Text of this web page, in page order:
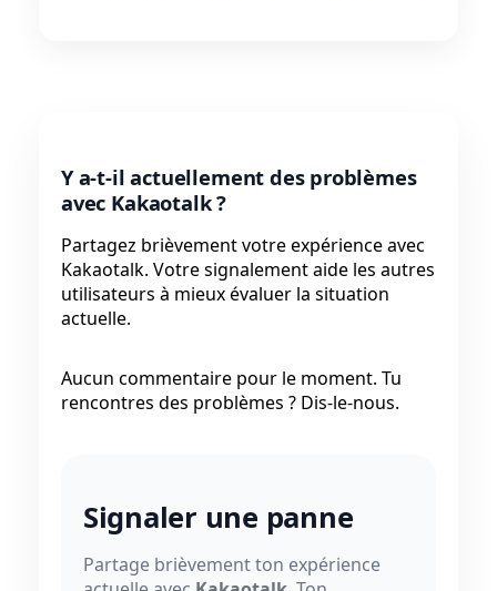
Y a-t-il actuellement des problèmes
avec Kakaotalk ?
Partagez brièvement votre expérience avec
Kakaotalk. Votre signalement aide les autres
utilisateurs à mieux évaluer la situation
actuelle.
Aucun commentaire pour le moment. Tu
rencontres des problèmes ? Dis-le-nous.
Signaler une panne
Partage brièvement ton expérience